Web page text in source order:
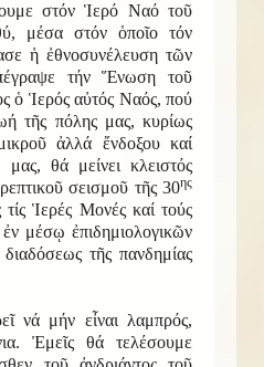
στόν Ἱερό Ναό τοῦ
μέσα στόν ὁποῖο τόν
ἡ ἐθνοσυνέλευση τῶν
τήν Ἕνωση τοῦ
ὁ Ἱερός αὐτός Ναός, πού
τῆς πόλης μας, κυρίως
ἀλλά ἔνδοξου καί
θά μείνει κλειστός
σεισμοῦ τῆς 30ης
Ἱερές Μονές καί τούς
μέσῳ ἐπιδημιολογικῶν
τῆς πανδημίας
νά μήν εἶναι λαμπρός,
Ἐμεῖς θά τελέσουμε